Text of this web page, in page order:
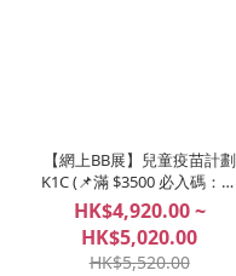
【網上BB展】兒童疫苗計劃
K1C (📌滿 $3500 必入碼：折
扣、好禮任你揀！)
HK$4,920.00 ~
HK$5,020.00
HK$5,520.00